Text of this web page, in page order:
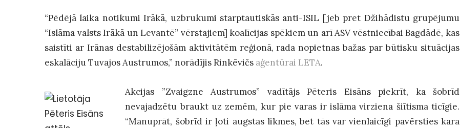
“Pēdējā laika notikumi Irākā, uzbrukumi starptautiskās anti-ISIL [jeb pret Džihādistu grupējumu
“Islāma valsts Irākā un Levantē” vērstajiem] koalīcijas spēkiem un arī ASV vēstniecībai Bagdādē, kas
saistīti ar Irānas destabilizējošām aktivitātēm reģionā, rada nopietnas bažas par būtisku situācijas
eskalāciju Tuvajos Austrumos,” norādījis Rinkēvičs aģentūrai LETA.
Akcijas ”Zvaigzne Austrumos” vadītājs Pēteris Eisāns piekrīt, ka šobrīd
nevajadzētu braukt uz zemēm, kur pie varas ir islāma virziena šiītisma ticīgie.
“Manuprāt, šobrīd ir ļoti augstas likmes, bet tās var vienlaicīgi pavērsties kara